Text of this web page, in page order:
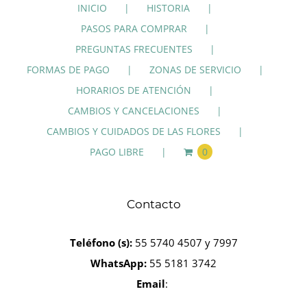
INICIO
HISTORIA
PASOS PARA COMPRAR
PREGUNTAS FRECUENTES
FORMAS DE PAGO
ZONAS DE SERVICIO
HORARIOS DE ATENCIÓN
CAMBIOS Y CANCELACIONES
CAMBIOS Y CUIDADOS DE LAS FLORES
PAGO LIBRE
0
Contacto
Teléfono (s):55 5740 4507 y 7997
WhatsApp: 55 5181 3742
Email: